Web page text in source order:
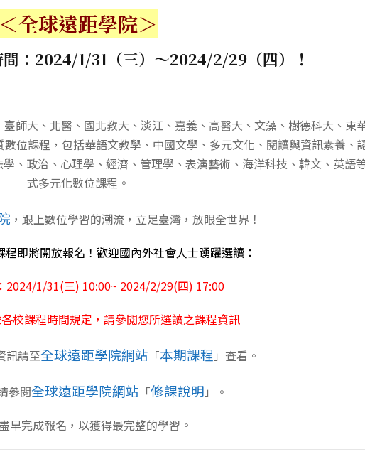
＜全球遠距學院＞
：2024/1/31（三）～2024/2/29（四）！
師大、北醫、國北教大、淡江、嘉義、高醫大、文藻、樹德科大、東
位課程，包括華語文教學、中國文學、多元文化、閱讀與資訊素養、
、政治、心理學、經濟、管理學、表演藝術、海洋科技、韓文、英語
式多元化數位課程。
，跟上數位學習的潮流，立足臺灣，放眼全世界！
即將開放報名！歡迎國內外社會人士踴躍選讀：
2024/1/31(三) 10:00~ 2024/2/29(四) 17:00
校課程時間規定，請參閱您所選讀之課程資訊
訊請至全球遠距學院網站 「本期課程 」查看。
參閱全球遠距學院網站 「修課說明 」。
早完成報名，以獲得最完整的學習。